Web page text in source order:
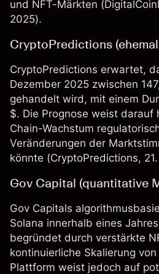
und NFT-Märkten (
2025).
CryptoPredictions
CryptoPredictions erwartet,
Dezember 2025 zwischen
gehandelt wird, mit einem
$. Die Prognose weist darauf
Chain-Wachstum
Veränderungen der
könnte (CryptoPredictions,
Gov Capital (quantitative
Gov Capitals
Solana innerhalb eines
begründet durch verstärkte
kontinuierliche Skalierung
Plattform weist jedoch auf